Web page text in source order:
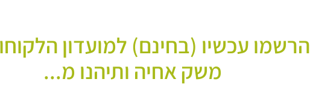
הרשמו עכשיו (בחינם) למועדון
משק אחיה ותיהנו מ...